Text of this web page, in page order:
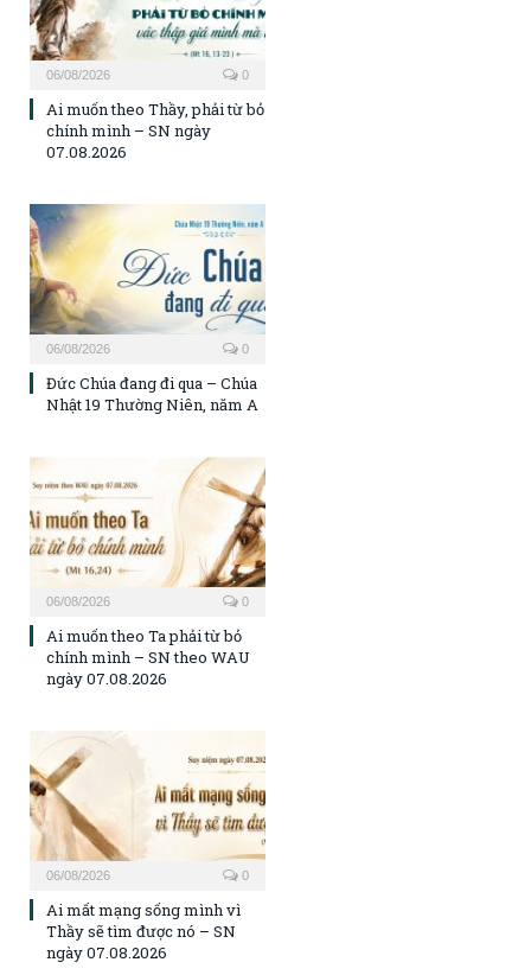
06/08/2026 0
Ai muốn theo Thầy, phải từ bỏ
chính mình – SN ngày
07.08.2026
06/08/2026 0
Đức Chúa đang đi qua – Chúa
Nhật 19 Thường Niên, năm A
06/08/2026 0
Ai muốn theo Ta phải từ bỏ
chính mình – SN theo WAU
ngày 07.08.2026
06/08/2026 0
Ai mất mạng sống mình vì
Thầy sẽ tìm được nó – SN
ngày 07.08.2026